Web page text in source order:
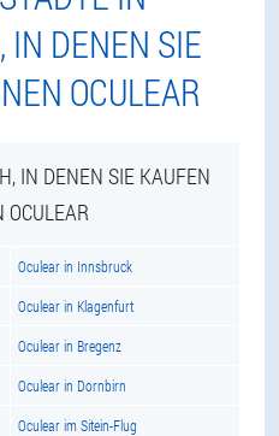
IN DENEN SIE
OCULEAR
IN DENEN SIE KAUFEN
OCULEAR
Oculear in Innsbruck
Oculear in Klagenfurt
Oculear in Bregenz
Oculear in Dornbirn
Oculear im Sitein-Flug